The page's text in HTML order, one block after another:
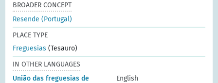
BROADER CONCEPT
Resende (Portugal)
PLACE TYPE
Freguesias (Tesauro)
IN OTHER LANGUAGES
União das freguesias de
English